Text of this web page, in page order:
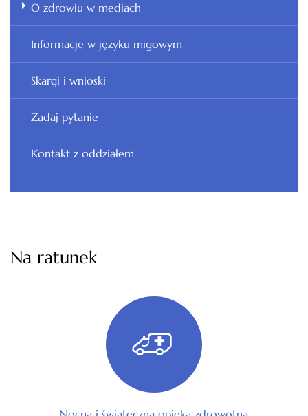
O zdrowiu w mediach
Informacje w języku migowym
Skargi i wnioski
Zadaj pytanie
Kontakt z oddziałem
Na ratunek